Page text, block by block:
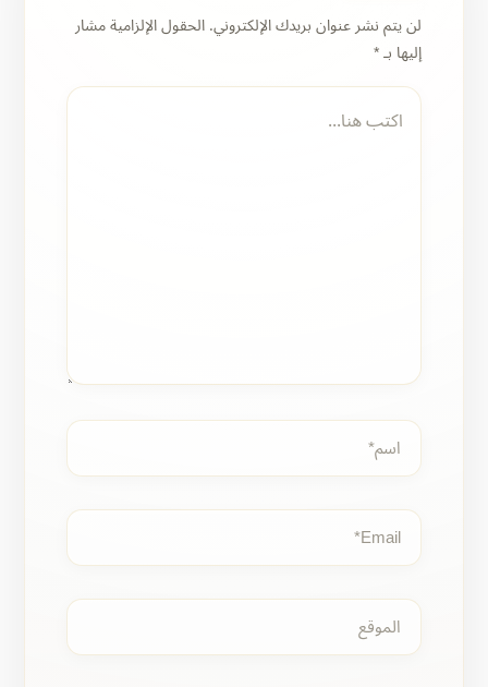
لن يتم نشر عنوان بريدك الإلكتروني.الحقول الإلزامية مشار
إليها بـ*
اكتب
هنا...
اسم*
Email*
الموقع